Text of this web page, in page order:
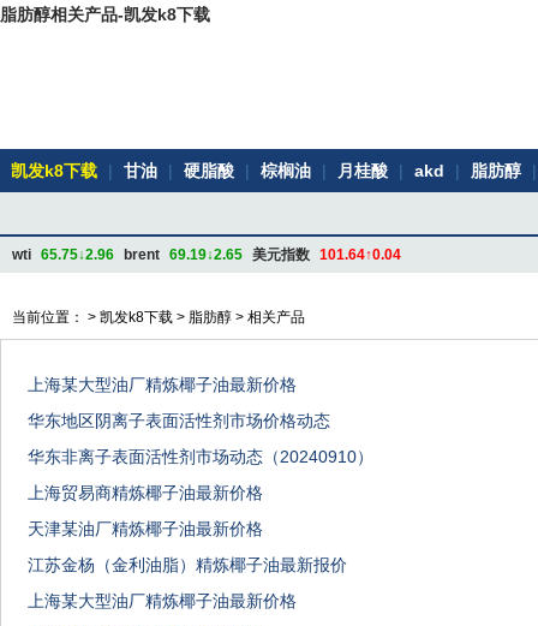
脂肪醇相关产品-凯发k8下载
凯发k8下载 | 甘油 | 硬脂酸 | 棕榈油 | 月桂酸 | akd | 脂肪醇 |
wti 65.75↓2.96 brent 69.19↓2.65 美元指数 101.64↑0.04
当前位置： > 凯发k8下载 > 脂肪醇 > 相关产品
上海某大型油厂精炼椰子油最新价格
华东地区阴离子表面活性剂市场价格动态
华东非离子表面活性剂市场动态（20240910）
上海贸易商精炼椰子油最新价格
天津某油厂精炼椰子油最新价格
江苏金杨（金利油脂）精炼椰子油最新报价
上海某大型油厂精炼椰子油最新价格